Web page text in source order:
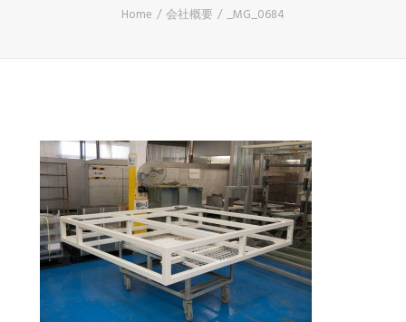
Home 会社概要 _MG_0684